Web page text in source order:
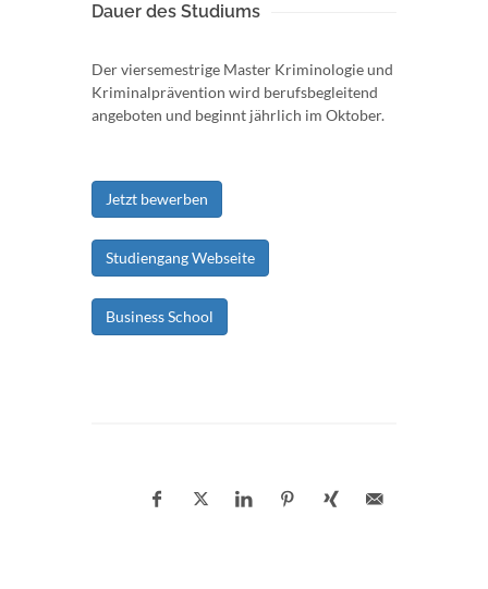
Dauer des Studiums
Der viersemestrige Master Kriminologie und
Kriminalprävention wird berufsbegleitend
angeboten und beginnt jährlich im Oktober.
Jetzt bewerben
Studiengang Webseite
Business School